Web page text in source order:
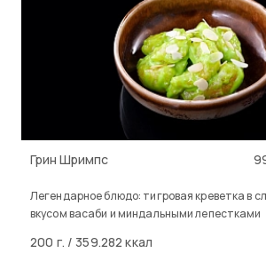
Грин Шримпс
Легендарное блюдо: тигровая креветка в
вкусом васаби и миндальными лепестками
200 г. / 359.282 ккал